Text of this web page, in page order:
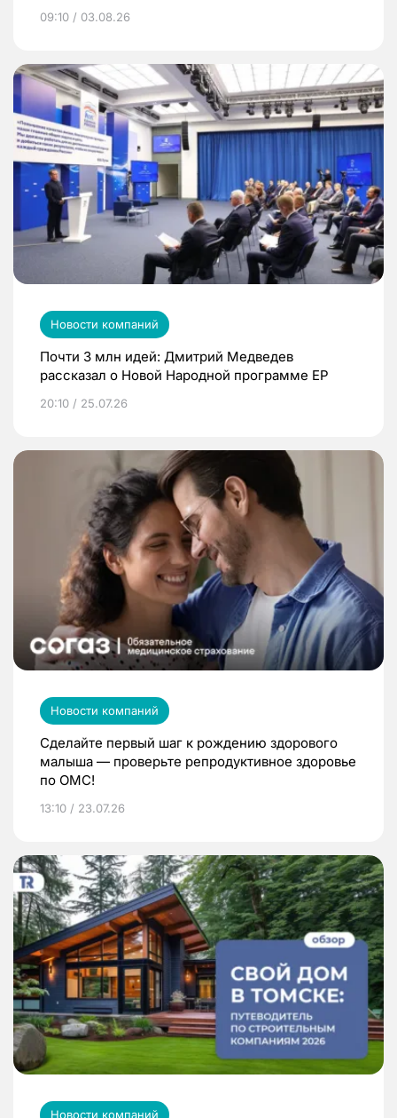
09:10 / 03.08.26
Новости компаний
Почти 3 млн идей: Дмитрий Медведев
рассказал о Новой Народной программе ЕР
20:10 / 25.07.26
Новости компаний
Сделайте первый шаг к рождению здорового
малыша — проверьте репродуктивное здоровье
по ОМС!
13:10 / 23.07.26
Новости компаний